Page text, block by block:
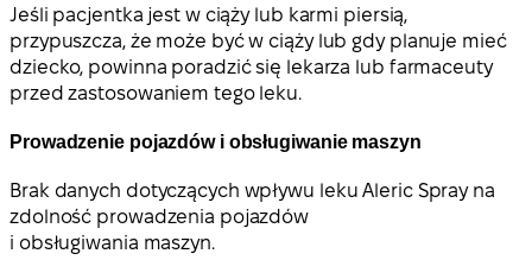
Jeśli pacjentka jest w ciąży lub karmi piersią,
przypuszcza, że może być w ciąży lub gdy planuje mieć
dziecko, powinna poradzić się lekarza lub farmaceuty
przed zastosowaniem tego leku.
Prowadzenie pojazdów i obsługiwanie maszyn
Brak danych dotyczących wpływu leku Aleric Spray na
zdolność prowadzenia pojazdów
i obsługiwania maszyn.